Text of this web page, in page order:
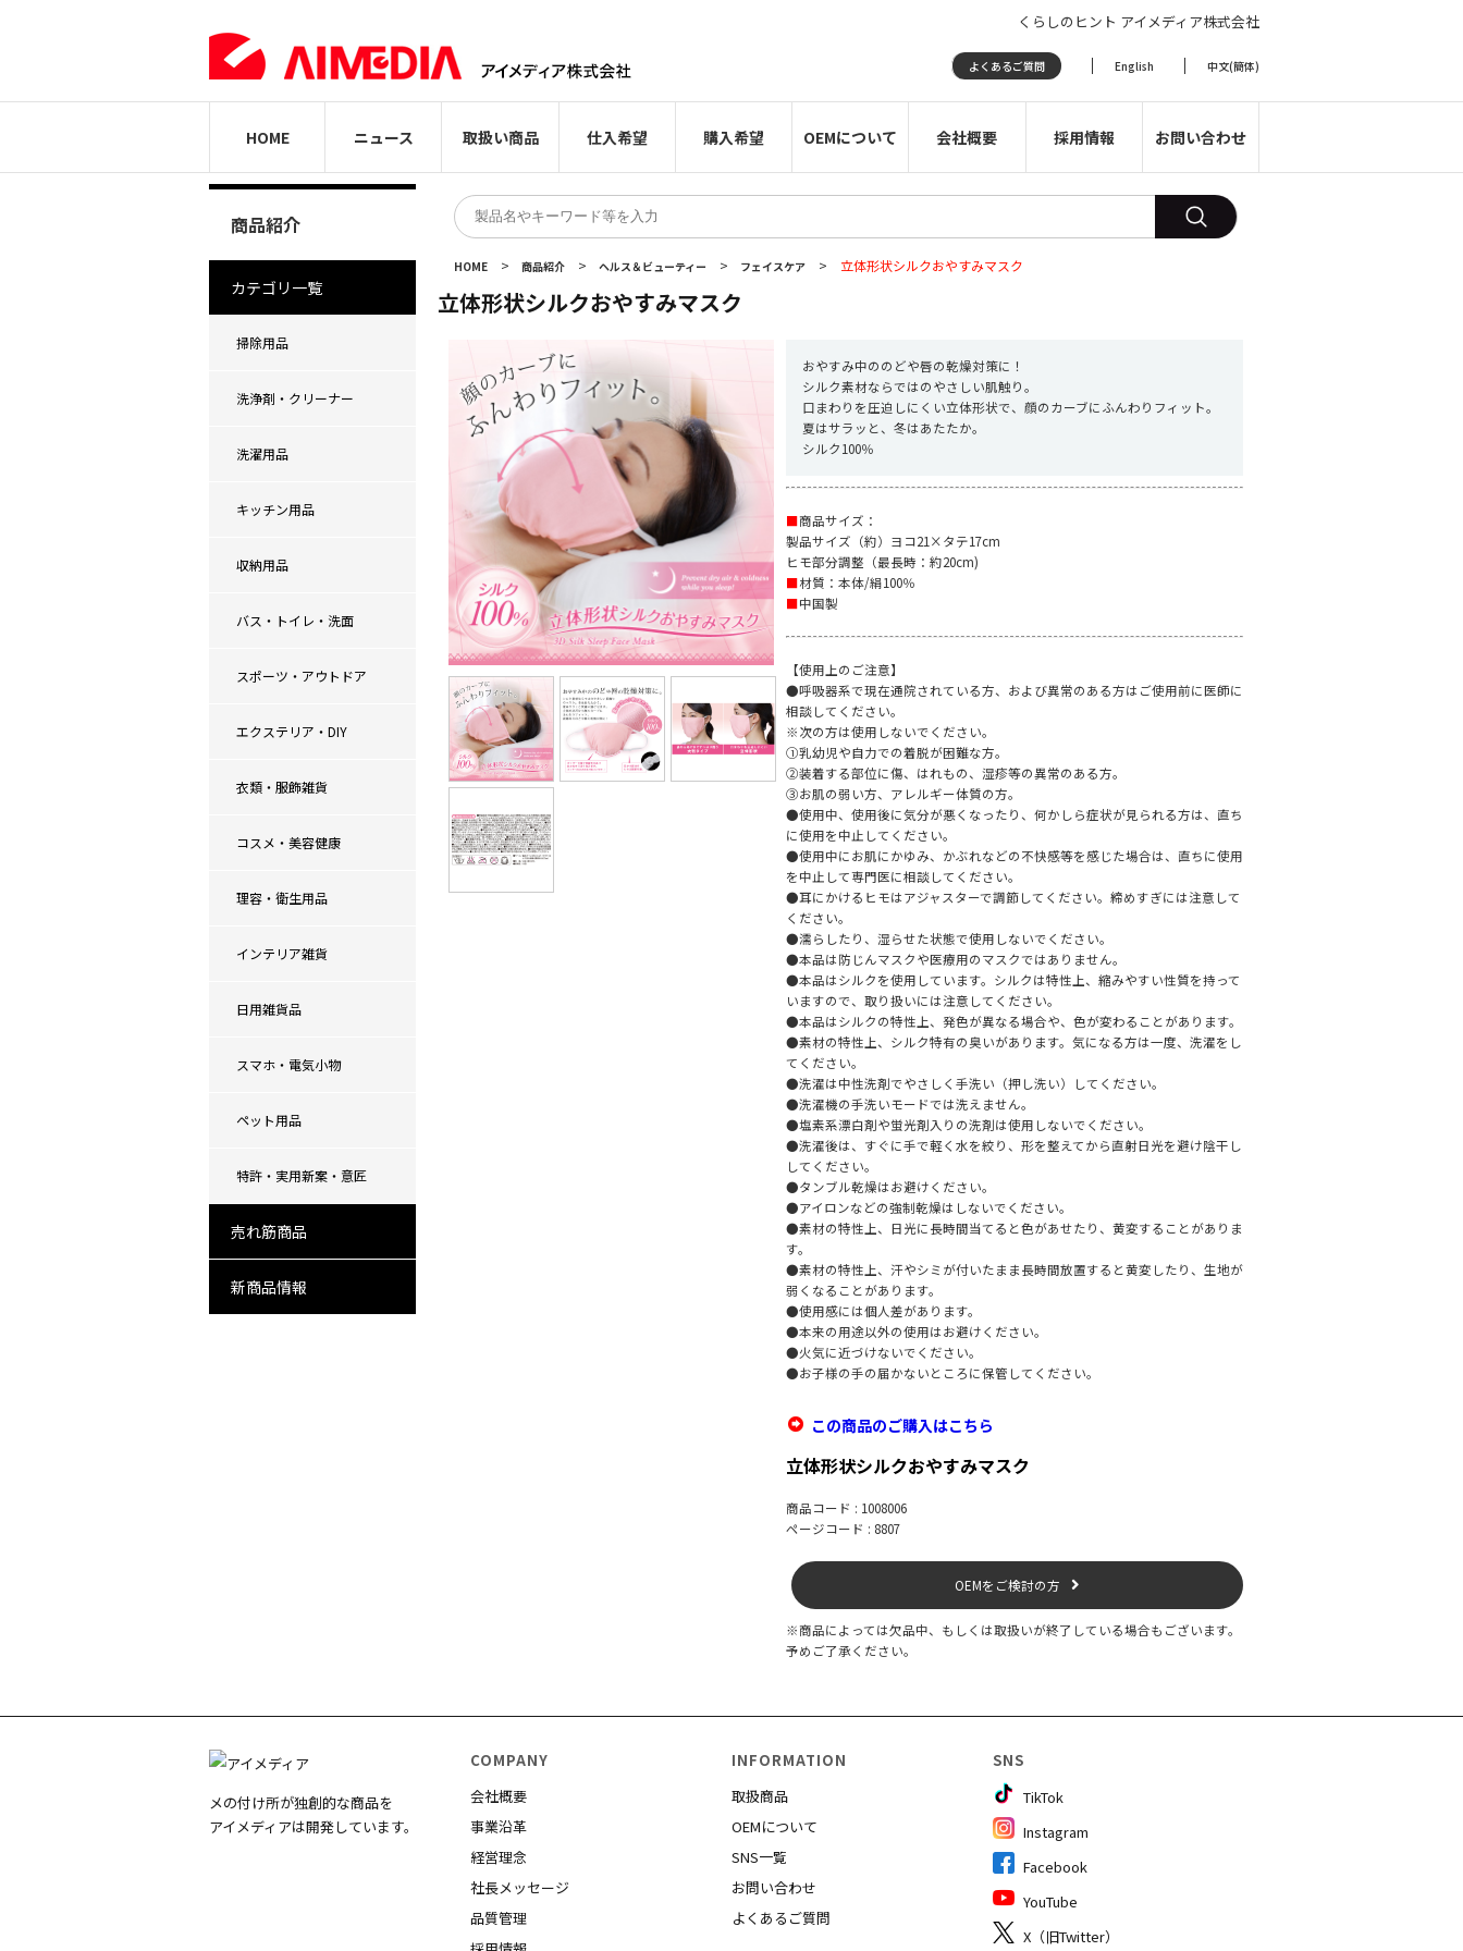
くらしのヒント アイメディア株式会社
よくあるご質問 English 中文(簡体)
HOME ニュース 取扱い商品 仕入希望 購入希望 OEMについて 会社概要 採用情報 お問い合わせ
商品紹介
カテゴリ一覧
掃除用品
洗浄剤・クリーナー
洗濯用品
キッチン用品
収納用品
バス・トイレ・洗面
スポーツ・アウトドア
エクステリア・DIY
衣類・服飾雑貨
コスメ・美容健康
理容・衛生用品
インテリア雑貨
日用雑貨品
スマホ・電気小物
ペット用品
特許・実用新案・意匠
売れ筋商品
新商品情報
HOME > 商品紹介 > ヘルス＆ビューティー > フェイスケア > 立体形状シルクおやすみマスク
立体形状シルクおやすみマスク
おやすみ中ののどや唇の乾燥対策に！
シルク素材ならではのやさしい肌触り。
口まわりを圧迫しにくい立体形状で、顔のカーブにふんわりフィット。
夏はサラッと、冬はあたたか。
シルク100％
■商品サイズ：
製品サイズ（約）ヨコ21×タテ17cm
ヒモ部分調整（最長時：約20cm)
■材質：本体/絹100％
■中国製
【使用上のご注意】
●呼吸器系で現在通院されている方、および異常のある方はご使用前に医師に
相談してください。
※次の方は使用しないでください。
①乳幼児や自力での着脱が困難な方。
②装着する部位に傷、はれもの、湿疹等の異常のある方。
③お肌の弱い方、アレルギー体質の方。
●使用中、使用後に気分が悪くなったり、何かしら症状が見られる方は、直ち
に使用を中止してください。
●使用中にお肌にかゆみ、かぶれなどの不快感等を感じた場合は、直ちに使用
を中止して専門医に相談してください。
●耳にかけるヒモはアジャスターで調節してください。締めすぎには注意して
ください。
●濡らしたり、湿らせた状態で使用しないでください。
●本品は防じんマスクや医療用のマスクではありません。
●本品はシルクを使用しています。シルクは特性上、縮みやすい性質を持って
いますので、取り扱いには注意してください。
●本品はシルクの特性上、発色が異なる場合や、色が変わることがあります。
●素材の特性上、シルク特有の臭いがあります。気になる方は一度、洗濯をし
てください。
●洗濯は中性洗剤でやさしく手洗い（押し洗い）してください。
●洗濯機の手洗いモードでは洗えません。
●塩素系漂白剤や蛍光剤入りの洗剤は使用しないでください。
●洗濯後は、すぐに手で軽く水を絞り、形を整えてから直射日光を避け陰干し
してください。
●タンブル乾燥はお避けください。
●アイロンなどの強制乾燥はしないでください。
●素材の特性上、日光に長時間当てると色があせたり、黄変することがありま
す。
●素材の特性上、汗やシミが付いたまま長時間放置すると黄変したり、生地が
弱くなることがあります。
●使用感には個人差があります。
●本来の用途以外の使用はお避けください。
●火気に近づけないでください。
●お子様の手の届かないところに保管してください。
この商品のご購入はこちら
立体形状シルクおやすみマスク
商品コード : 1008006
ページコード : 8807
OEMをご検討の方
※商品によっては欠品中、もしくは取扱いが終了している場合もございます。
予めご了承ください。
メの付け所が独創的な商品を
アイメディアは開発しています。
COMPANY
会社概要
事業沿革
経営理念
社長メッセージ
品質管理
INFORMATION
取扱商品
OEMについて
SNS一覧
お問い合わせ
よくあるご質問
SNS
TikTok
Instagram
Facebook
YouTube
X（旧Twitter）